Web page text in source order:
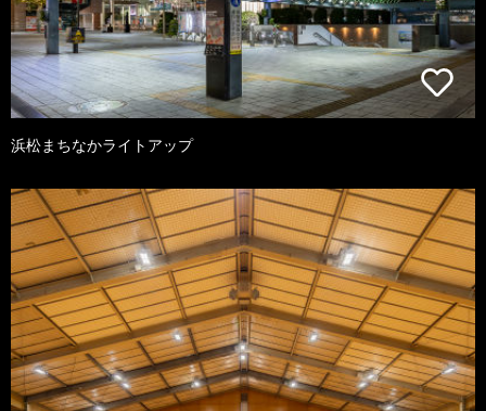
浜松まちなかライトアップ